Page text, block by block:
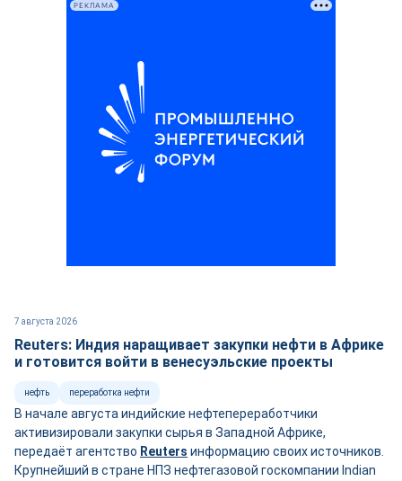
7 августа 2026
Reuters: Индия наращивает закупки нефти в Африке
и готовится войти в венесуэльские проекты
нефть переработка нефти
В начале августа индийские нефтепереработчики
активизировали закупки сырья в Западной Африке,
передаёт агентство Reuters информацию своих источников.
Крупнейший в стране НПЗ нефтегазовой госкомпании Indian
РЕКЛАМА